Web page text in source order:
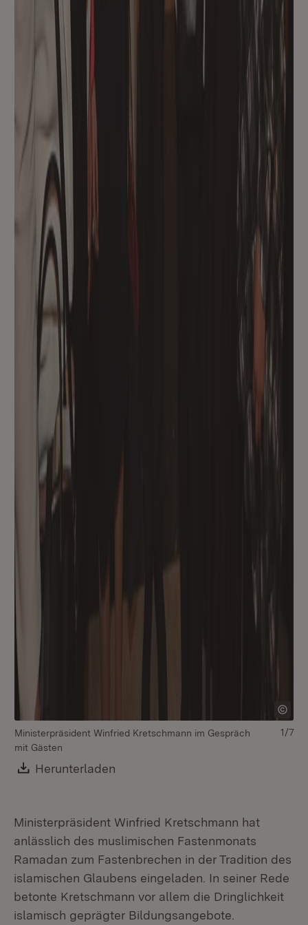
Ministerpräsident Winfried Kretschmann im Gespräch
mit Gästen
Download:
Herunterladen
1/7
Ministerpräsident Winfried Kretschmann hat
anlässlich des muslimischen Fastenmonats
Ramadan zum Fastenbrechen in der Tradition des
islamischen Glaubens eingeladen. In seiner Rede
betonte Kretschmann vor allem die Dringlichkeit
islamisch geprägter Bildungsangebote.